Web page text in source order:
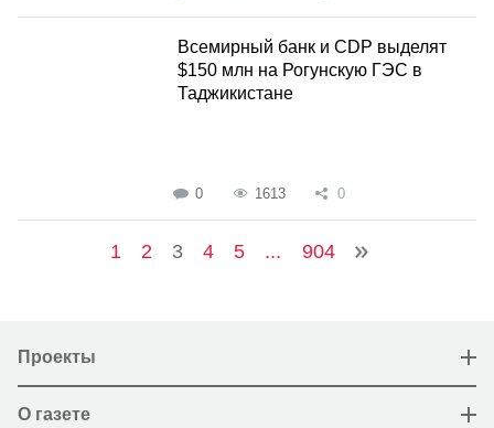
Всемирный банк и CDP выделят
$150 млн на Рогунскую ГЭС в
Таджикистане
0 1613 0
1 2 3 4 5 ... 904
Проекты
О газете